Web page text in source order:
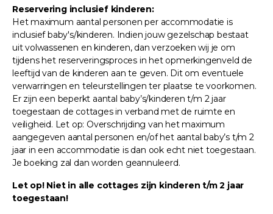
Reservering inclusief kinderen:
Het maximum aantal personen per accommodatie is
inclusief baby's/kinderen. Indien jouw gezelschap bestaat
uit volwassenen en kinderen, dan verzoeken wij je om
tijdens het reserveringsproces in het opmerkingenveld de
leeftijd van de kinderen aan te geven. Dit om eventuele
verwarringen en teleurstellingen ter plaatse te voorkomen.
Er zijn een beperkt aantal baby’s/kinderen t/m 2 jaar
toegestaan de cottages in verband met de ruimte en
veiligheid. Let op: Overschrijding van het maximum
aangegeven aantal personen en/of het aantal baby’s t/m 2
jaar in een accommodatie is dan ook echt niet toegestaan.
Je boeking zal dan worden geannuleerd.
Let op! Niet in alle cottages zijn kinderen t/m 2 jaar
toegestaan!